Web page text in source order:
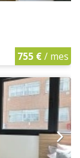
755 €/ mes